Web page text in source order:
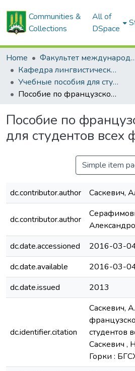
Communities &
Collections
All of
DSpace
Home
Факультет международных связей и довузовской подготовки
Кафедра лингвистических дисциплин
Учебные пособия для студентов, изучающих французский язык
Пособие по французскому языку: для студентов всех факультетов
Пособие по
для студентов всех
Simple item
dc.contributor.author Саскевич,
dc.contributor.author
dc.date.accessioned
2016-03-
dc.date.available
2016-03-
dc.date.issued
2013
dc.identifier.citation
Саскевич,
студентов
Саскевич ,
Горки :